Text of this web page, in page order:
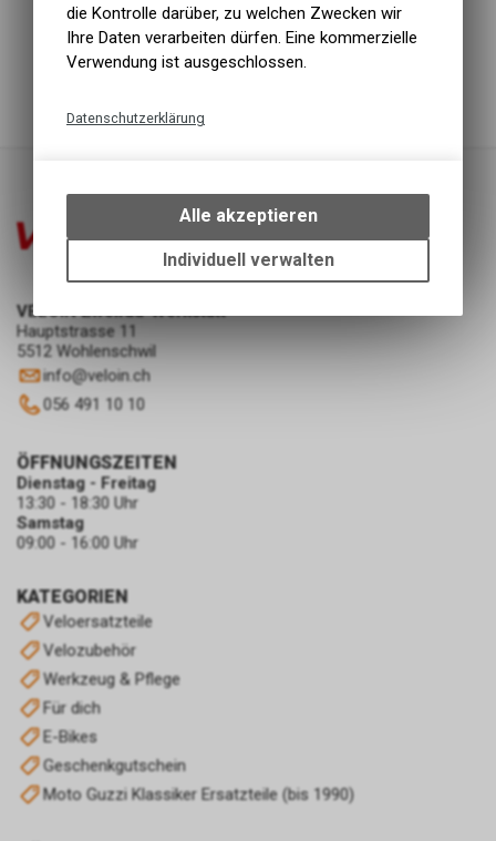
- Erfordert geringe Greifkräfte durch eine ergonomisch
optimierte Form
- Austauschbare Endplugs
VELOIN Zweirad-Werkstatt
Hauptstrasse 11
5512 Wohlenschwil
info@veloin.ch
056 491 10 10
KATEGORIEN
Veloersatzteile
Velozubehör
Werkzeug & Pflege
Für dich
E-Bikes
Geschenkgutschein
Moto Guzzi Klassiker Ersatzteile (bis 1990)
ÖFFNUNGSZEITEN
Dienstag - Freitag
13:30 - 18:30 Uhr
Samstag
09:00 - 16:00 Uhr
die Kontrolle darüber, zu welchen Zwecken wir
Ihre Daten verarbeiten dürfen. Eine kommerzielle
Verwendung ist ausgeschlossen.
Datenschutzerklärung
bestimmte Interaktionen und
Einstellungen auf Ihrem Gerät,
um die grundlegenden
Funktionen unseres Online-
des Warenkorbs, zu
Alle akzeptieren
Individuell verwalten